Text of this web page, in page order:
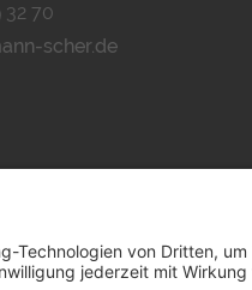
32 70
scher.de